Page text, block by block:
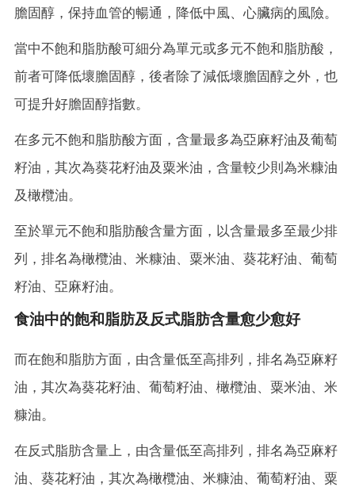
膽固醇，保持血管的暢通，降低中風、心臟病的風險。
當中不飽和脂肪酸可細分為單元或多元不飽和脂肪酸，
前者可降低壞膽固醇，後者除了減低壞膽固醇之外，也
可提升好膽固醇指數。
在多元不飽和脂肪酸方面，含量最多為亞麻籽油及葡萄
籽油，其次為葵花籽油及粟米油，含量較少則為米糠油
及橄欖油。
至於單元不飽和脂肪酸含量方面，以含量最多至最少排
列，排名為橄欖油、米糠油、粟米油、葵花籽油、葡萄
籽油、亞麻籽油。
食油中的飽和脂肪及反式脂肪含量愈少愈好
而在飽和脂肪方面，由含量低至高排列，排名為亞麻籽
油，其次為葵花籽油、葡萄籽油、橄欖油、粟米油、米
糠油。
在反式脂肪含量上，由含量低至高排列，排名為亞麻籽
油、葵花籽油，其次為橄欖油、米糠油、葡萄籽油、粟